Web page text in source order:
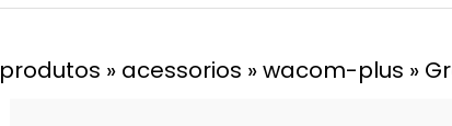
produtos » acessorios » wacom-plus »